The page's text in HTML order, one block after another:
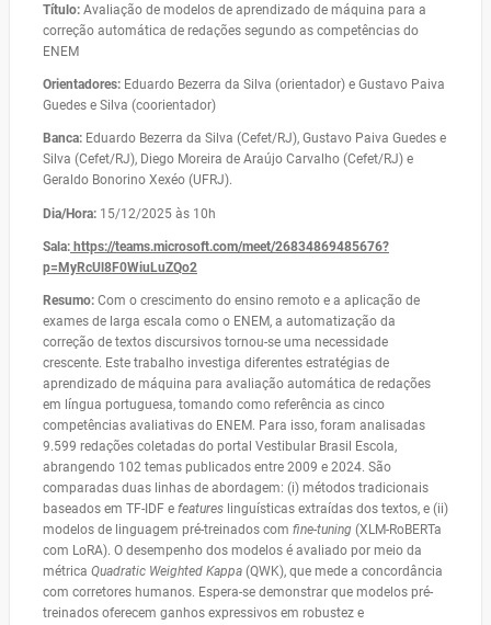
Título: Avaliação de modelos de aprendizado de máquina para a
correção automática de redações segundo as competências do
ENEM
Orientadores: Eduardo Bezerra da Silva (orientador) e Gustavo Paiva
Guedes e Silva (coorientador)
Banca: Eduardo Bezerra da Silva (Cefet/RJ), Gustavo Paiva Guedes e
Silva (Cefet/RJ), Diego Moreira de Araújo Carvalho (Cefet/RJ) e
Geraldo Bonorino Xexéo (UFRJ).
Dia/Hora: 15/12/2025 às 10h
Sala: https://teams.microsoft.com/meet/26834869485676?
p=MyRcUl8F0WiuLuZQo2
Resumo: Com o crescimento do ensino remoto e a aplicação de
exames de larga escala como o ENEM, a automatização da
correção de textos discursivos tornou-se uma necessidade
crescente. Este trabalho investiga diferentes estratégias de
aprendizado de máquina para avaliação automática de redações
em língua portuguesa, tomando como referência as cinco
competências avaliativas do ENEM. Para isso, foram analisadas
9.599 redações coletadas do portal Vestibular Brasil Escola,
abrangendo 102 temas publicados entre 2009 e 2024. São
comparadas duas linhas de abordagem: (i) métodos tradicionais
baseados em TF-IDF e features linguísticas extraídas dos textos, e (ii)
modelos de linguagem pré-treinados com fine-tuning (XLM-RoBERTa
com LoRA). O desempenho dos modelos é avaliado por meio da
métrica Quadratic Weighted Kappa (QWK), que mede a concordância
com corretores humanos. Espera-se demonstrar que modelos pré-
treinados oferecem ganhos expressivos em robustez e